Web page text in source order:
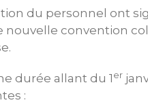
du personnel ont
nouvelle convention
durée allant du 1 er
: